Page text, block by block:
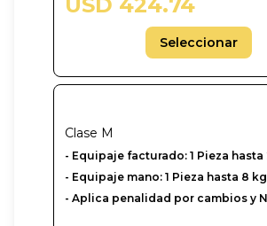
Seleccionar
Clase M
- ‎Equipaje facturado: 1 Pieza hasta
- Equipaje mano: 1 Pieza hasta 8 kg
- Aplica penalidad por cambios y